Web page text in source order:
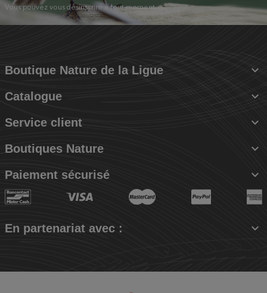
Vous pouvez vous désinscrire à tout moment.
Boutique Nature de la Ligue 
Catalogue 
Service client 
Boutiques Nature 
Paiement sécurisé 
En partenariat avec : 